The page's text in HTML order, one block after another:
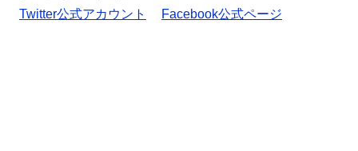
Twitter公式アカウント
Facebook公式ページ